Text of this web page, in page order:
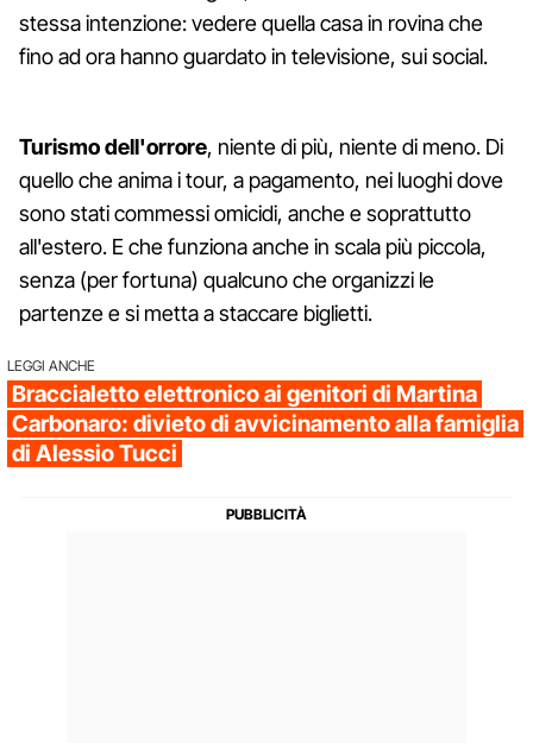
stessa intenzione: vedere quella casa in rovina che
fino ad ora hanno guardato in televisione, sui social.
Turismo dell'orrore, niente di più, niente di meno. Di
quello che anima i tour, a pagamento, nei luoghi dove
sono stati commessi omicidi, anche e soprattutto
all'estero. E che funziona anche in scala più piccola,
senza (per fortuna) qualcuno che organizzi le
partenze e si metta a staccare biglietti.
LEGGI ANCHE
Braccialetto elettronico ai genitori di Martina
Carbonaro: divieto di avvicinamento alla famiglia
di Alessio Tucci